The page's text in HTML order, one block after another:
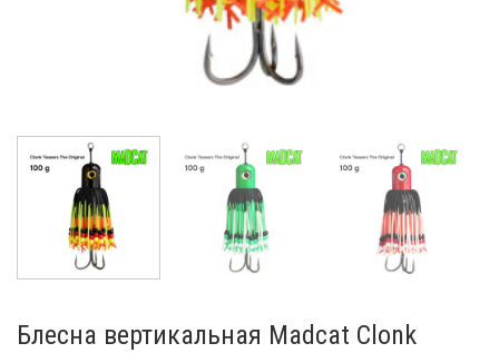
Блесна вертикальная Madcat Clonk